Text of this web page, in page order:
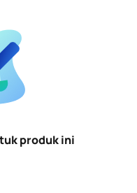
produk ini